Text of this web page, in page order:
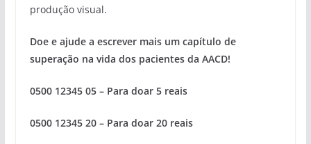
produção visual.
Doe e ajude a escrever mais um capítulo de
superação na vida dos pacientes da AACD!
0500 12345 05 – Para doar 5 reais
0500 12345 20 – Para doar 20 reais